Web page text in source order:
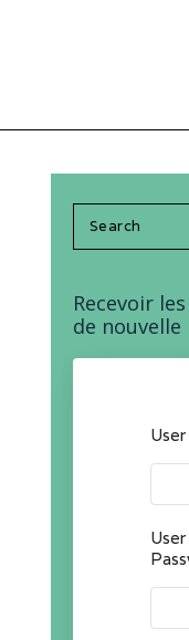
Search
for:
Recevoir
de
User